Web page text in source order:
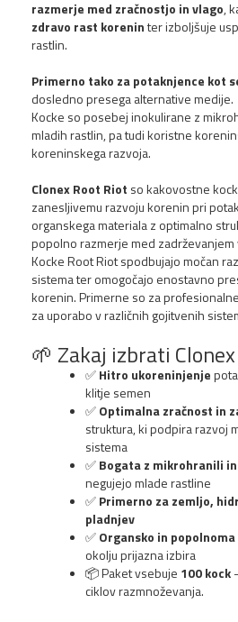
NOVO!
razmerje med zračnostjo in vlago,
zdravo rast koreninter izboljšuje
rastlin.
Primerno tako za potaknjence kot
dosledno presega alternative medije.
Kocke so posebej inokulirane z
mladih rastlin, pa tudi koristne
koreninskega razvoja.
Clonex Root Riot so kakovostne
zanesljivemu razvoju korenin pri
organskega materiala z optimalno
popolno razmerje med zadrževanjem
Kocke Root Riot spodbujajo močan
sistema ter omogočajo enostavno
korenin. Primerne so za
za uporabo v različnih gojitvenih
🌱 Zakaj izbrati
✅Hitro ukoreninjenje
klitje semen
✅Optimalna zračnost in
struktura, ki podpira razvoj
sistema
✅Bogata z mikrohranili
negujejo mlade rastline
✅Primerno za zemljo,
pladnjev
✅Organsko in
okolju prijazna izbira
📦 Paket vsebuje 100 kock
ciklov razmnoževanja.